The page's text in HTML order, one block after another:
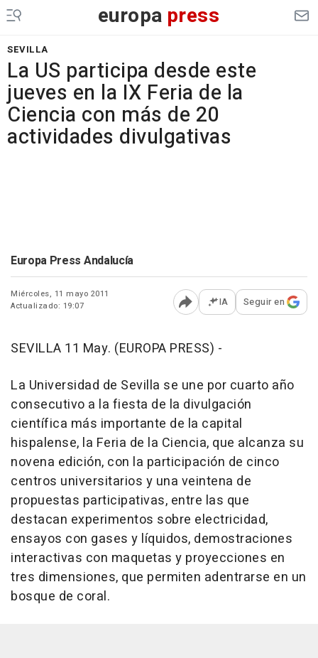
europa press
SEVILLA
La US participa desde este
jueves en la IX Feria de la
Ciencia con más de 20
actividades divulgativas
Europa Press Andalucía
Miércoles, 11 mayo 2011
Actualizado: 19:07
Abrir opciones para
IA Seguir en
SEVILLA 11 May. (EUROPA PRESS) -
La Universidad de Sevilla se une por cuarto año
consecutivo a la fiesta de la divulgación
científica más importante de la capital
hispalense, la Feria de la Ciencia, que alcanza su
novena edición, con la participación de cinco
centros universitarios y una veintena de
propuestas participativas, entre las que
destacan experimentos sobre electricidad,
ensayos con gases y líquidos, demostraciones
interactivas con maquetas y proyecciones en
tres dimensiones, que permiten adentrarse en un
bosque de coral.